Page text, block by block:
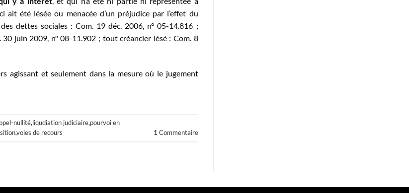
ait été lésée ou menacée d’un préjudice par l’effet du
dettes sociales : Com. 19 déc. 2006, n° 05-14.816 ;
juin 2009, n° 08-11.902 ; tout créancier lésé : Com. 8
agissant et seulement dans la mesure où le jugement
nullité,liqudiation judiciaire,pourvoi en
,voies de recours 1 Commentaire